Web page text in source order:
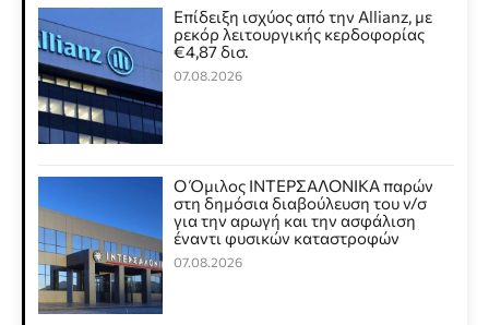
Επίδειξη ισχύος από την Allianz, με
ρεκόρ λειτουργικής κερδοφορίας
€4,87 δισ.
07.08.2026
Ο Όμιλος ΙΝΤΕΡΣΑΛΟΝΙΚΑ παρών
στη δημόσια διαβούλευση του ν/σ
για την αρωγή και την ασφάλιση
έναντι φυσικών καταστροφών
07.08.2026